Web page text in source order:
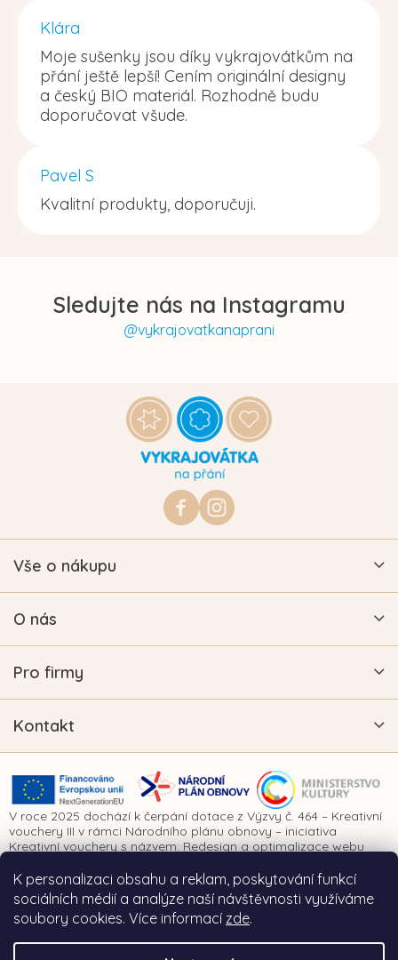
K personalizaci obsahu a reklam, poskytování funkcí
sociálních médií a analýze naší návštěvnosti využíváme
soubory cookies. Více informací zde.
Klára
Moje sušenky jsou díky vykrajovátkům na
přání ještě lepší! Cením originální designy
a český BIO materiál. Rozhodně budu
doporučovat všude.
Pavel S
Kvalitní produkty, doporučuji.
Sledujte nás na Instagramu
@vykrajovatkanaprani
https://www.facebook.com/
vykrajovatkanaprani.cz
Vše o nákupu
O nás
Pro firmy
Kontakt
V roce 2025 dochází k čerpání dotace z Výzvy č. 464 – Kreativní
vouchery III v rámci Národního plánu obnovy – iniciativa
Kreativní vouchery s názvem: Redesign a optimalizace webu
spoluúčasti Evropské unie prostřednictvím Národního plánu
obnovy a Ministerstva kultury České republiky.